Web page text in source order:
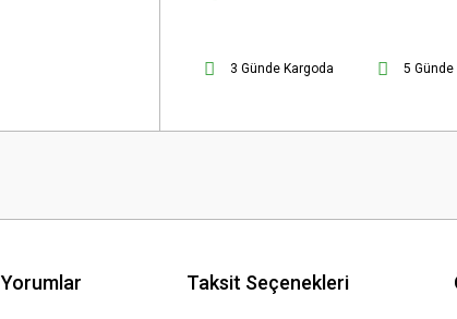
3 Günde Kargoda 5 Günde
Yorumlar Taksit Seçenekleri